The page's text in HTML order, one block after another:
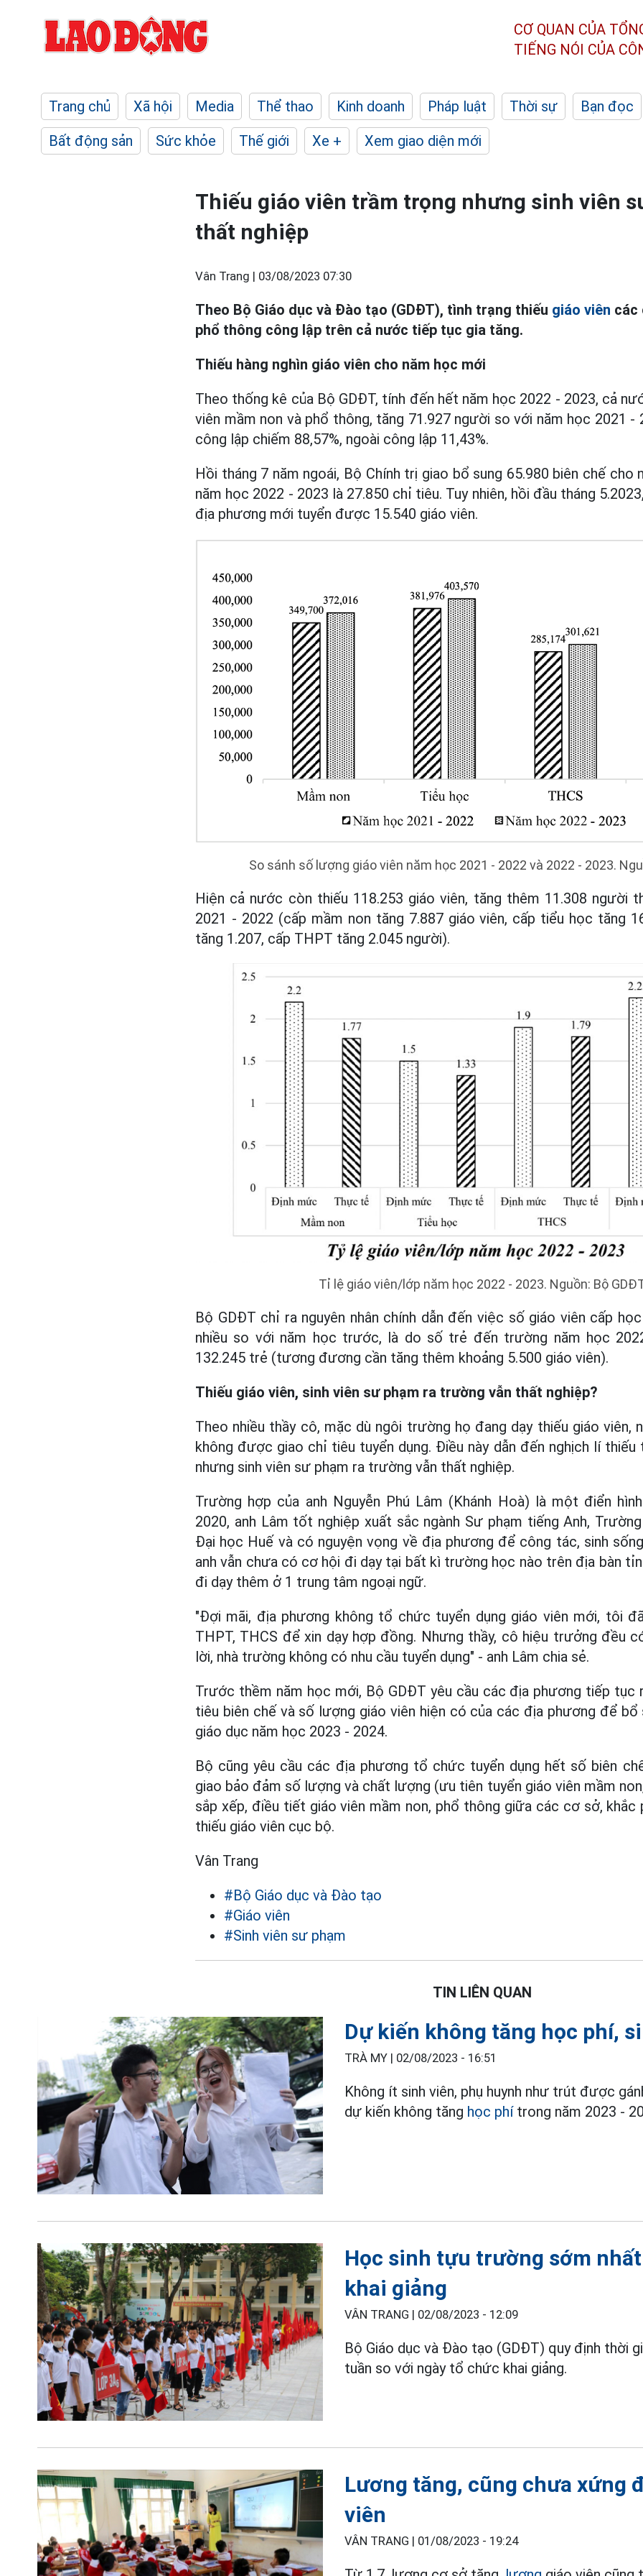
CƠ QUAN CỦA
TIẾNG NÓI CỦA
Trang chủ Xã hội Media Thể thao Kinh doanh Pháp luật Thời sự
Bạn đọc
Bất động sản
Sức khỏe Thế giới Xe + Xem giao diện mới
Thiếu giáo viên trầm trọng nhưng sinh viên
thất nghiệp
Vân Trang | 03/08/2023 07:30
Theo Bộ Giáo dục và Đào tạo (GDĐT), tình trạng thiếu giáo viên các
phổ thông công lập trên cả nước tiếp tục gia tăng.
Thiếu hàng nghìn giáo viên cho năm học mới
Theo thống kê của Bộ GDĐT, tính đến hết năm học 2022 - 2023, cả
viên mầm non và phổ thông, tăng 71.927 người so với năm học 2021 -
công lập chiếm 88,57%, ngoài công lập 11,43%.
Hồi tháng 7 năm ngoái, Bộ Chính trị giao bổ sung 65.980 biên chế cho
năm học 2022 - 2023 là 27.850 chỉ tiêu. Tuy nhiên, hồi đầu tháng
địa phương mới tuyển được 15.540 giáo viên.
So sánh số lượng giáo viên năm học 2021 - 2022 và 2022 - 2023.
Hiện cả nước còn thiếu 118.253 giáo viên, tăng thêm 11.308 người
2021 - 2022 (cấp mầm non tăng 7.887 giáo viên, cấp tiểu học tăng
tăng 1.207, cấp THPT tăng 2.045 người).
Tỉ lệ giáo viên/lớp năm học 2022 - 2023. Nguồn: Bộ
Bộ GDĐT chỉ ra nguyên nhân chính dẫn đến việc số giáo viên cấp
nhiều so với năm học trước, là do số trẻ đến trường năm học
132.245 trẻ (tương đương cần tăng thêm khoảng 5.500 giáo viên).
Thiếu giáo viên, sinh viên sư phạm ra trường vẫn thất nghiệp?
Theo nhiều thầy cô, mặc dù ngôi trường họ đang dạy thiếu giáo viên,
không được giao chỉ tiêu tuyển dụng. Điều này dẫn đến nghịch lí
nhưng sinh viên sư phạm ra trường vẫn thất nghiệp.
Trường hợp của anh Nguyễn Phú Lâm (Khánh Hoà) là một điển
2020, anh Lâm tốt nghiệp xuất sắc ngành Sư phạm tiếng Anh,
Đại học Huế và có nguyện vọng về địa phương để công tác, sinh
anh vẫn chưa có cơ hội đi dạy tại bất kì trường học nào trên địa bàn
đi dạy thêm ở 1 trung tâm ngoại ngữ.
"Đợi mãi, địa phương không tổ chức tuyển dụng giáo viên mới, tôi
THPT, THCS để xin dạy hợp đồng. Nhưng thầy, cô hiệu trưởng đều
lời, nhà trường không có nhu cầu tuyển dụng" - anh Lâm chia sẻ.
Trước thềm năm học mới, Bộ GDĐT yêu cầu các địa phương tiếp
tiêu biên chế và số lượng giáo viên hiện có của các địa phương để bổ
giáo dục năm học 2023 - 2024.
Bộ cũng yêu cầu các địa phương tổ chức tuyển dụng hết số biên
giao bảo đảm số lượng và chất lượng (ưu tiên tuyển giáo viên mầm
sắp xếp, điều tiết giáo viên mầm non, phổ thông giữa các cơ sở,
thiếu giáo viên cục bộ.
Vân Trang
#Bộ Giáo dục và Đào tạo
#Giáo viên
#Sinh viên sư phạm
TIN LIÊN QUAN
Dự kiến không tăng học phí,
TRÀ MY | 02/08/2023 - 16:51
Không ít sinh viên, phụ huynh như trút được
dự kiến không tăng học phítrong năm 2023 -
Học sinh tựu trường sớm
khai giảng
VÂN TRANG | 02/08/2023 - 12:09
Bộ Giáo dục và Đào tạo (GDĐT) quy định thời
tuần so với ngày tổ chức khai giảng.
Lương tăng, cũng chưa xứng
viên
VÂN TRANG | 01/08/2023 - 19:24